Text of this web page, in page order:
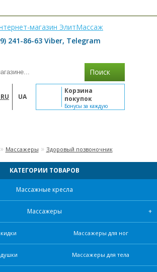
241-86-63 Viber, Telegram
Поиск
RU UA
Корзина
покупок
Бонусы за каждую
покупку
» Массажеры » Здоровый позвоночник
КАТЕГОРИИ ТОВАРОВ
Массажные кресла
Массажеры
Массажеры для ног
Массажеры для тела